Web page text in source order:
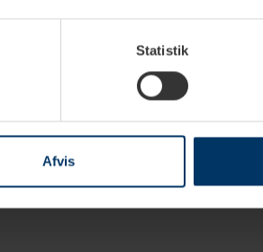
Statistik
Afvis
22,5 cm